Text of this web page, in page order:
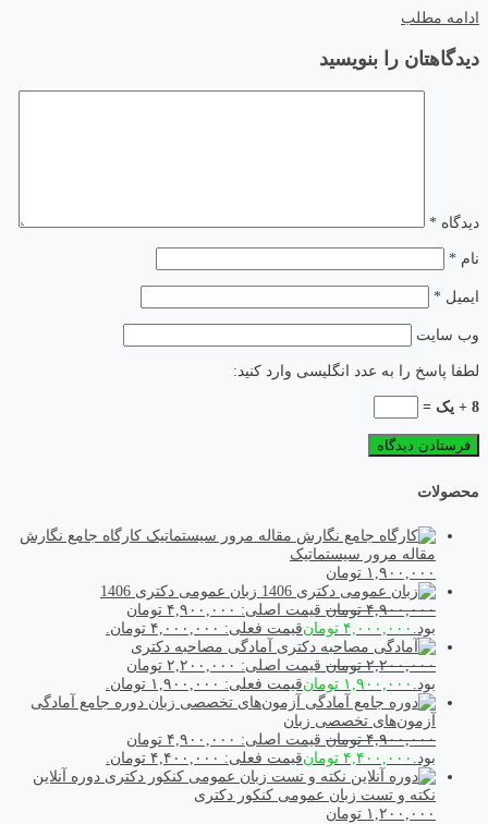
ادامه مطلب
دیدگاهتان را بنویسید
دیدگاه *
نام *
ایمیل *
وب‌ سایت
لطفا پاسخ را به عدد انگلیسی وارد کنید:
8 + یک =
محصولات
کارگاه جامع نگارش
مقاله مرور سیستماتیک
۱,۹۰۰,۰۰۰ تومان
زبان عمومی دکتری 1406
۴,۹۰۰,۰۰۰ تومان
قیمت اصلی: ۴,۹۰۰,۰۰۰ تومان
بود. ۴,۰۰۰,۰۰۰ تومانقیمت فعلی: ۴,۰۰۰,۰۰۰ تومان.
آمادگی مصاحبه دکتری
۲,۲۰۰,۰۰۰ تومان
قیمت اصلی: ۲,۲۰۰,۰۰۰ تومان
بود. ۱,۹۰۰,۰۰۰ تومانقیمت فعلی: ۱,۹۰۰,۰۰۰ تومان.
دوره جامع آمادگی
آزمون‌های تخصصی زبان
۴,۹۰۰,۰۰۰ تومان
قیمت اصلی: ۴,۹۰۰,۰۰۰ تومان
بود. ۴,۴۰۰,۰۰۰ تومانقیمت فعلی: ۴,۴۰۰,۰۰۰ تومان.
دوره آنلاین
نکته و تست زبان عمومی کنکور دکتری
۱,۲۰۰,۰۰۰ تومان